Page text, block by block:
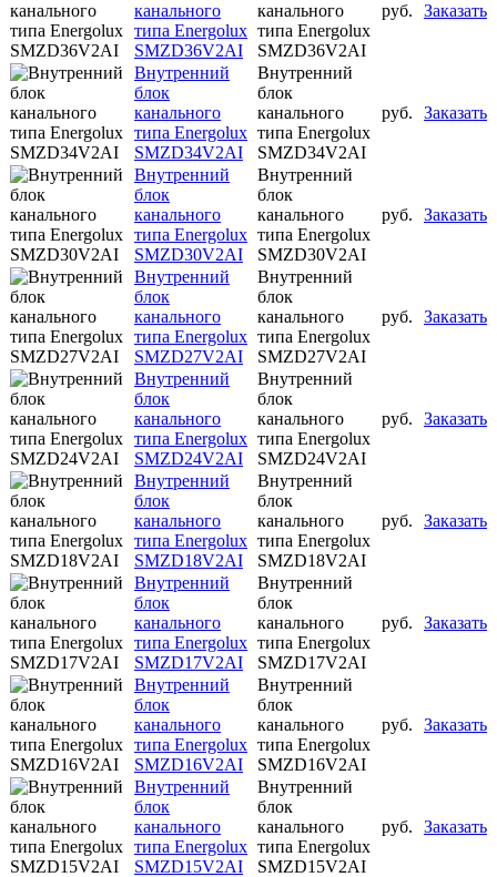
канального
типа Energolux
SMZD36V2AI
канального
типа Energolux
SMZD36V2AI
руб. Заказать
Внутренний
блок
канального
типа Energolux
SMZD34V2AI
Внутренний
блок
канального
типа Energolux
SMZD34V2AI
руб. Заказать
Внутренний
блок
канального
типа Energolux
SMZD30V2AI
Внутренний
блок
канального
типа Energolux
SMZD30V2AI
руб. Заказать
Внутренний
блок
канального
типа Energolux
SMZD27V2AI
Внутренний
блок
канального
типа Energolux
SMZD27V2AI
руб. Заказать
Внутренний
блок
канального
типа Energolux
SMZD24V2AI
Внутренний
блок
канального
типа Energolux
SMZD24V2AI
руб. Заказать
Внутренний
блок
канального
типа Energolux
SMZD18V2AI
Внутренний
блок
канального
типа Energolux
SMZD18V2AI
руб. Заказать
Внутренний
блок
канального
типа Energolux
SMZD17V2AI
Внутренний
блок
канального
типа Energolux
SMZD17V2AI
руб. Заказать
Внутренний
блок
канального
типа Energolux
SMZD16V2AI
Внутренний
блок
канального
типа Energolux
SMZD16V2AI
руб. Заказать
Внутренний
блок
канального
типа Energolux
SMZD15V2AI
Внутренний
блок
канального
типа Energolux
SMZD15V2AI
руб. Заказать